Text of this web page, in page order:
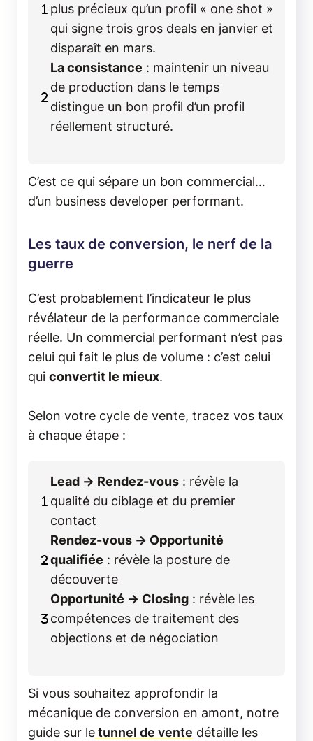
plus précieux qu’un profil « one shot »
qui signe trois gros deals en janvier et
disparaît en mars.
La consistance : maintenir un niveau
de production dans le temps
distingue un bon profil d’un profil
réellement structuré.
C’est ce qui sépare un bon commercial…
d’un business developer performant.
Les taux de conversion, le nerf de la
guerre
C’est probablement l’indicateur le plus
révélateur de la performance commerciale
réelle. Un commercial performant n’est pas
celui qui fait le plus de volume : c’est celui
qui convertit le mieux.
Selon votre cycle de vente, tracez vos taux
à chaque étape :
Lead → Rendez-vous : révèle la
qualité du ciblage et du premier
contact
Rendez-vous → Opportunité
qualifiée : révèle la posture de
découverte
Opportunité → Closing : révèle les
compétences de traitement des
objections et de négociation
Si vous souhaitez approfondir la
mécanique de conversion en amont, notre
guide sur letunnel de vente détaille les